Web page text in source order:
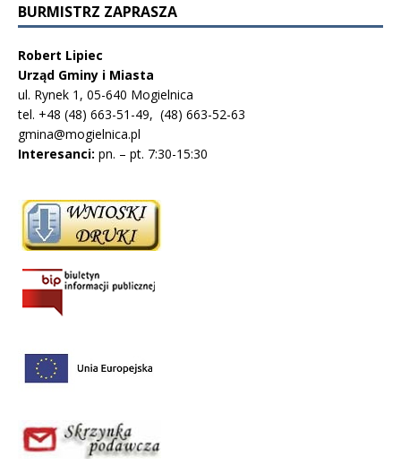
BURMISTRZ ZAPRASZA
Robert Lipiec
Urząd Gminy i Miasta
ul. Rynek 1, 05-640 Mogielnica
tel. +48 (48) 663-51-49, (48) 663-52-63
gmina@mogielnica.pl
Interesanci: pn. – pt. 7:30-15:30